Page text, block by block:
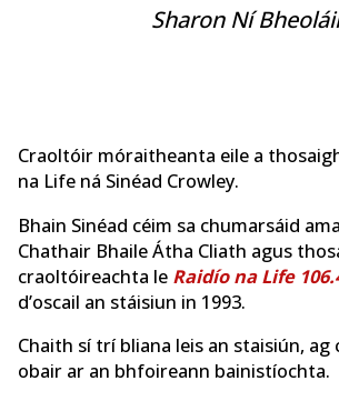
Sharon Ní
Craoltóir móraitheanta eile a
na Life ná Sinéad Crowley.
Bhain Sinéad céim sa chumarsáid
Chathair Bhaile Átha Cliath agus
craoltóireachta le Raidío na Life
d’oscail an stáisiun in 1993.
Chaith sí trí bliana leis an staisiún, ag
obair ar an bhfoireann bainistíochta.